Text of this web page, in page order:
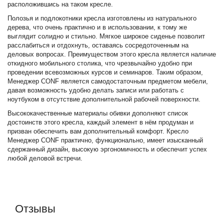
расположившись на таком кресле.
Полозья и подлокотники кресла изготовлены из натурального
дерева, что очень практично и в использовании, к тому же
выглядит солидно и стильно. Мягкое широкое сиденье позволит
расслабиться и отдохнуть, оставаясь сосредоточенным на
деловых вопросах. Преимуществом этого кресла является наличие
откидного мобильного столика, что чрезвычайно удобно при
проведении всевозможных курсов и семинаров. Таким образом,
Менеджер CONF является самодостаточным предметом мебели,
давая возможность удобно делать записи или работать с
ноутбуком в отсутствие дополнительной рабочей поверхности.
Высококачественные материалы обивки дополняют список
достоинств этого кресла, каждый элемент в нём продуман и
призван обеспечить вам дополнительный комфорт. Кресло
Менеджер CONF практично, функционально, имеет изысканный
сдержанный дизайн, высокую эргономичность и обеспечит успех
любой деловой встречи.
Отзывы